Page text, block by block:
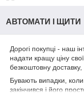
АВТОМАТИ І ЩИТИ
Дорогі покупці - наш
надати кращу ціну
безкоштовну
Бувають випадки,
закінчився і його